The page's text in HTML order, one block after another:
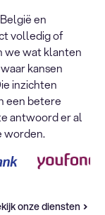
en
volledig of
we wat klanten
kansen
inzichten
een betere
antwoord er al
worden.
onze diensten